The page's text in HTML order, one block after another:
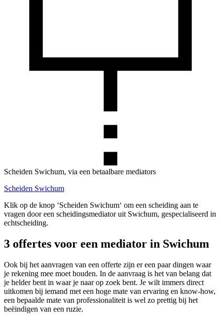
Scheiden Swichum, via een betaalbare mediators
Scheiden Swichum
Klik op de knop ‘Scheiden Swichum‘ om een scheiding aan te
vragen door een scheidingsmediator uit Swichum, gespecialiseerd in
echtscheiding.
3 offertes voor een mediator in Swichum
Ook bij het aanvragen van een offerte zijn er een paar dingen waar
je rekening mee moet houden. In de aanvraag is het van belang dat
je helder bent in waar je naar op zoek bent. Je wilt immers direct
uitkomen bij iemand met een hoge mate van ervaring en know-how,
een bepaalde mate van professionaliteit is wel zo prettig bij het
beëindigen van een ruzie.